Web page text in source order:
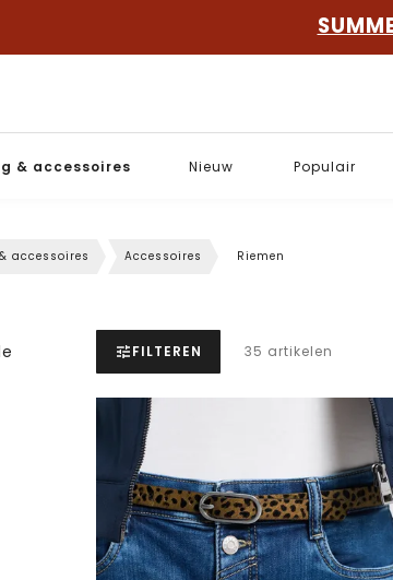
& accessoires Nieuw Populair
accessoires Accessoires Riemen
FILTEREN 35 artikelen